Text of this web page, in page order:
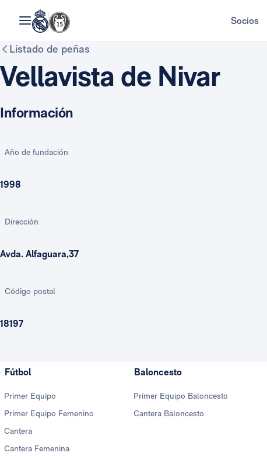
Socios
Listado de peñas
Vellavista de Nivar
Información
Año de fundación
1998
Dirección
Avda. Alfaguara,37
Código postal
18197
Fútbol
Primer Equipo
Primer Equipo Femenino
Cantera
Cantera Femenina
Baloncesto
Primer Equipo Baloncesto
Cantera Baloncesto